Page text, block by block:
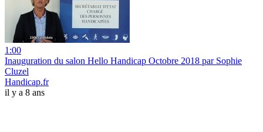
1:00
Inauguration du salon Hello Handicap Octobre 2018 par Sophie
Cluzel
Handicap.fr
il y a 8 ans